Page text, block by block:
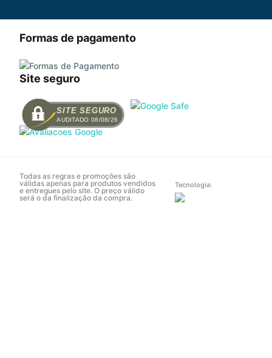
Formas de pagamento
Site seguro
SITE SEGURO
AUDITADO 08/08/26
Todas as regras e promoções são
válidas apenas para produtos vendidos
e entregues pelo site. O preço válido
será o da finalização da compra.
Tecnologia: